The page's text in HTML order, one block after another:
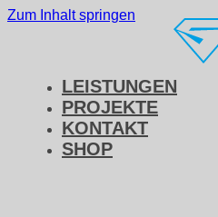
Zum Inhalt springen
LEISTUNGEN
PROJEKTE
KONTAKT
SHOP